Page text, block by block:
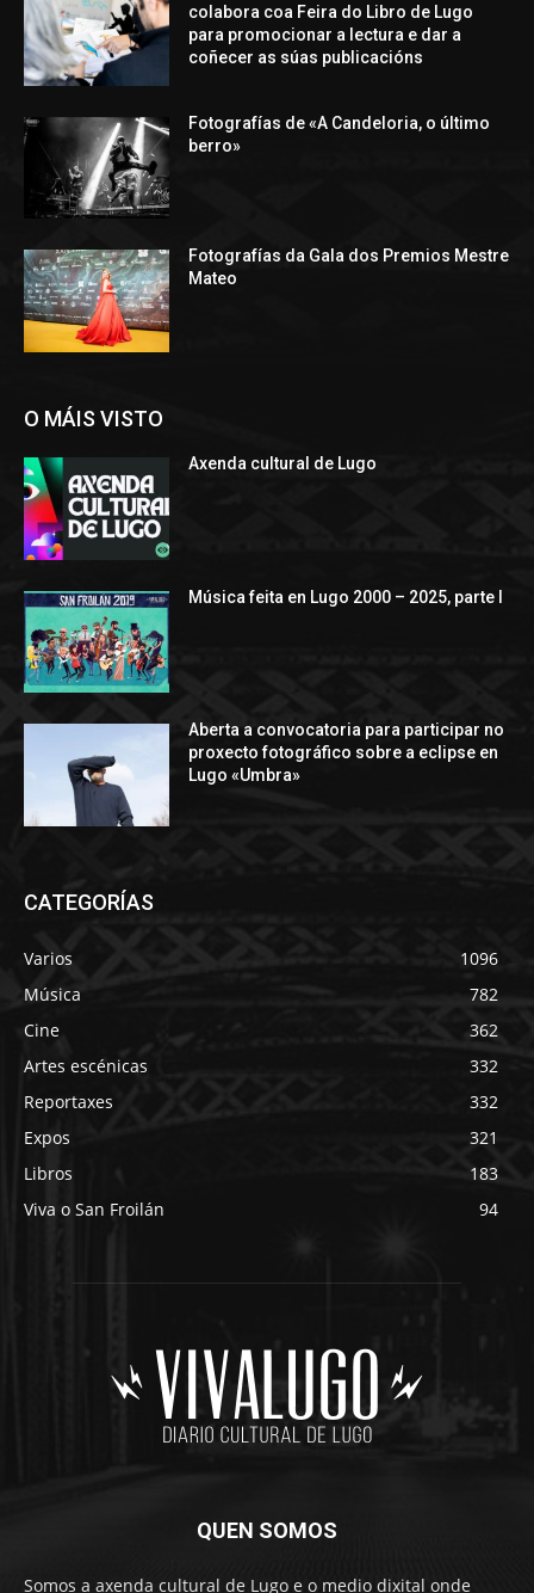
colabora coa Feira do Libro de Lugo
para promocionar a lectura e dar a
coñecer as súas publicacións
Fotografías de «A Candeloria, o último
berro»
Fotografías da Gala dos Premios Mestre
Mateo
O MÁIS VISTO
Axenda cultural de Lugo
Música feita en Lugo 2000 – 2025, parte I
Aberta a convocatoria para participar no
proxecto fotográfico sobre a eclipse en
Lugo «Umbra»
CATEGORÍAS
Varios
1096
Música
782
Cine
362
Artes escénicas
332
Reportaxes
332
Expos
321
Libros
183
Viva o San Froilán
94
QUEN SOMOS
Somos a axenda cultural de Lugo e o medio dixital onde